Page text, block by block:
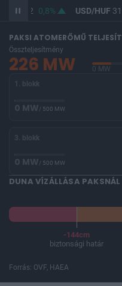
364,62 0,8% USD/HUF
PAKSI ATOMERŐMŰ
Összteljesítmény
226 MW 0 MW
1. blokk
0 MW/ 500 MW
3. blokk
0 MW/ 500 MW
DUNA VÍZÁLLÁSA PAKSNÁL
-144cm
biztonsági határ
Forrás: OVF, HAEA